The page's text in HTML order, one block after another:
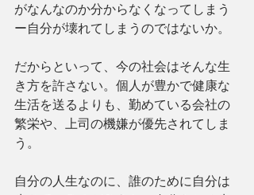
がなんなのか分からなくなってしまう
ー自分が壊れてしまうのではないか。
だからといって、今の社会はそんな生
き方を許さない。個人が豊かで健康な
生活を送るよりも、勤めている会社の
繁栄や、上司の機嫌が優先されてしま
う。
自分の人生なのに、誰のために自分は